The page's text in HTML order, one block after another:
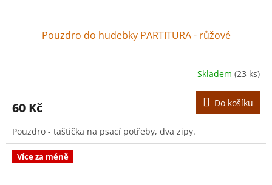
Pouzdro do hudebky PARTITURA - růžové
Skladem (23 ks)
60 Kč Do košíku
Pouzdro - taštička na psací potřeby, dva zipy.
Více za méně